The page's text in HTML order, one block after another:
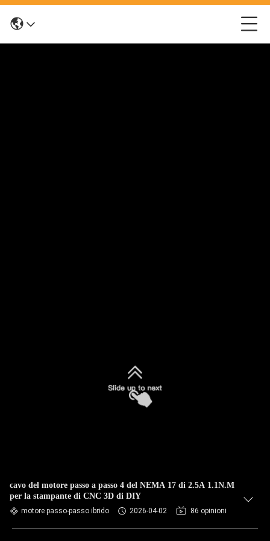
cavo del motore passo a passo 4 del NEMA 17 di 2.5A 1.1N.M
per la stampante di CNC 3D di DIY
motore passo-passo ibrido 2026-04-02 86 opinioni